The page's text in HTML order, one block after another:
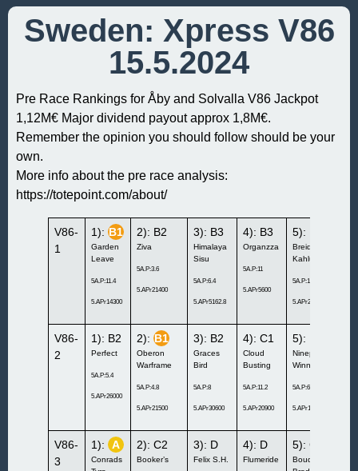
Sweden: Xpress V86
15.5.2024
Pre Race Rankings for Åby and Solvalla V86 Jackpot
1,12M€ Major dividend payout approx 1,8M€.
Remember the opinion you should follow should be your
own.
More info about the pre race analysis:
https://totepoint.com/about/
V86-
1
1):B1
Garden
Leave
5A.P:11.4
5.APr14300
2): B2
Ziva
5A.P:3.6
5.APr21400
3): B3
Himalaya
Sisu
5A.P:6.4
5.APr5162.8
4): B3
Organzza
5A.P:11
5.APr5600
5): B2
Breidabliks
Kahlua
5A.P:12.2
5.APr2900
V86-
2
1): B2
Perfect
5A.P:5.4
5.APr26000
2):B1
Oberon
Warframe
5A.P:4.8
5.APr21500
3): B2
Graces
Bird
5A.P:8
5.APr30600
4): C1
Cloud
Busting
5A.P:11.2
5.APr20900
5): D
Ninepoints
Winner
5A.P:6.8
5.APr10900
V86-
3
1): A
Conrads
2): C2
Booker’s
3): D
Felix S.H.
4): D
Flumeride
5): C2
Bouquet